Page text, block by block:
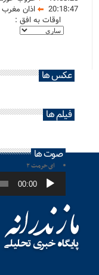
20:18:47
اذان مغرب
اوقات به افق :
عکس ها
فیلم ها
صوت ها
ای حرمت ۲
پخش‌کننده
صوت 00:00